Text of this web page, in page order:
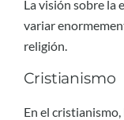
La visión sobre la
variar
religión.
Cristianismo
En el